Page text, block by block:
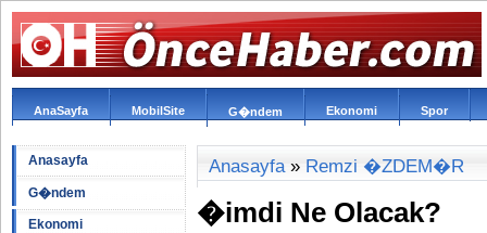
AnaSayfa MobilSite G�ndem Ekonomi Spor
Anasayfa
G�ndem
Ekonomi
Anasayfa» Remzi �ZDEM�R
�imdi Ne Olacak?